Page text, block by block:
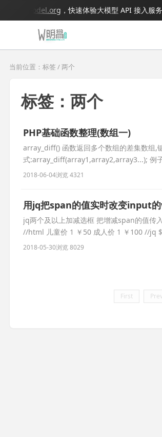
，快速体验大模型 API 接入服务。
当前位置：标签 / 两个
标签：两个
PHP基础函数整理(数组一)
array_diff() 函数返回多个数组的差集数组,
式:array_diff(array1,array2,array3...);
2018-06-04浏览 4321
用jq把span的值实时改变input
jq两个及以上加减选框 把增减span的值
//html 儿童价 1 ￥50 成人价 1 ￥100 //jq
2018-05-30浏览 8029
First